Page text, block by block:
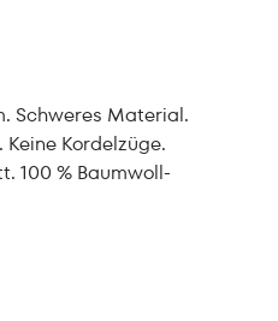
Schweres Material.
Kordelzüge.
100 % Baumwoll-